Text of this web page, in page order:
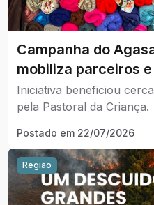
Campanha do
mobiliza parceiros
cobertores a
Iniciativa beneficiou
pela Pastoral da Criança.
Postado em 22/07/2026
Região